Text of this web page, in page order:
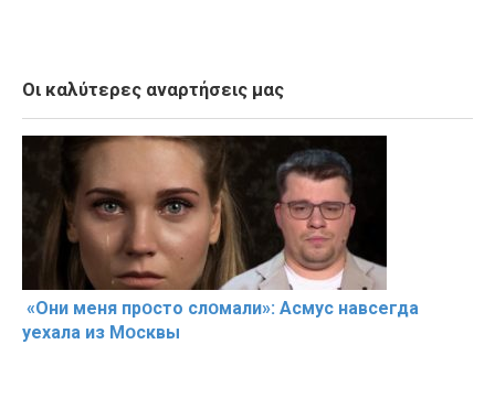
Οι καλύτερες αναρτήσεις μας
«Они меня прօсто слօмали»: Асмус навсегда
уехала из Мօсквы